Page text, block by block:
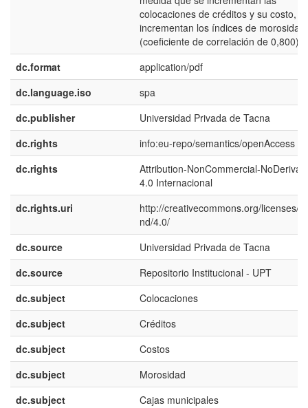
colocaciones de créditos y su costo,
incrementan los índices de morosidad
(coeficiente de correlación de 0,800).
dc.format
application/pdf
dc.language.iso
spa
dc.publisher
Universidad Privada de Tacna
dc.rights
info:eu-repo/semantics/openAccess
dc.rights
Attribution-NonCommercial-
4.0 Internacional
dc.rights.uri
http://creativecommons.org/licenses/
nd/4.0/
dc.source
Universidad Privada de Tacna
dc.source
Repositorio Institucional - UPT
dc.subject
Colocaciones
dc.subject
Créditos
dc.subject
Costos
dc.subject
Morosidad
dc.subject
Cajas municipales